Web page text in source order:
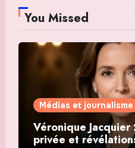
You Missed
Médias et journalisme
Véronique Jacquier
privée et